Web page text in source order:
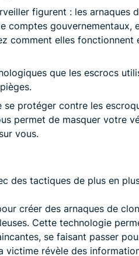
figurent : les arnaques
comptes gouvernementaux,
comment elles fonctionnent
que les escrocs
protéger contre les
permet de masquer votre
vous.
des tactiques de plus en
créer des arnaques de
Cette technologie
se faisant passer
victime révèle des